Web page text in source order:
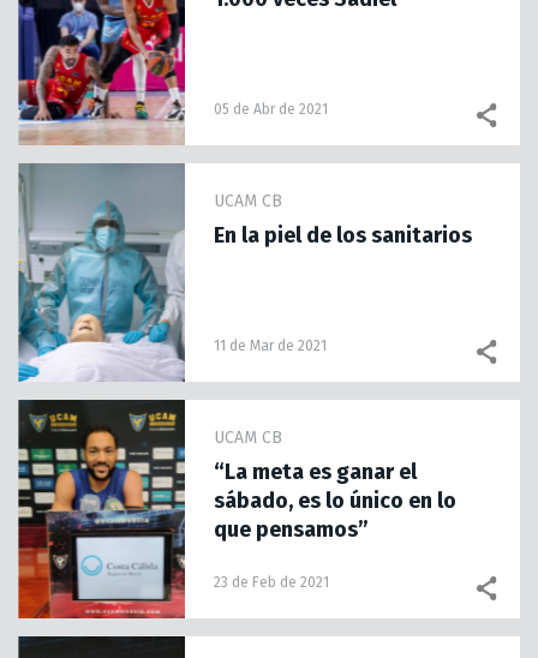
05 de Abr de 2021
UCAM CB
En la piel de los sanitarios
11 de Mar de 2021
UCAM CB
“La meta es ganar el
sábado, es lo único en lo
que pensamos”
23 de Feb de 2021